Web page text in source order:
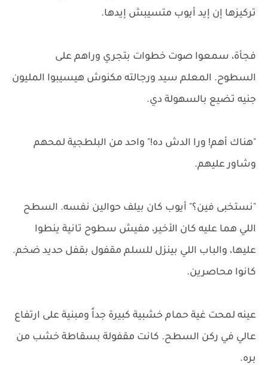
تركيزها إن إيد أيوب متسيبش إيدها.
فجأة، سمعوا صوت خطوات بتجري وراهم على
السطوح. المعلم سيد ورجالته مكنوش هيسيبوا المليون
جنيه تضيع بالسهولة دي.
"هناك أهم! ورا الدش ده!" واحد من البلطجية لمحهم
وشاور عليهم.
"نستخبى فين؟" أيوب كان بيلف حوالين نفسه. السطح
اللي هما عليه كان الأخير، مفيش سطوح تانية ينطوا
عليها، والباب اللي بينزل للسلم مقفول بقفل حديد ضخم.
كانوا محاصرين.
عينه لمحت غية حمام خشبية كبيرة جداً ومبنية على ارتفاع
عالي في ركن السطح. كانت مقفولة بسقاطة خشب من
بره.